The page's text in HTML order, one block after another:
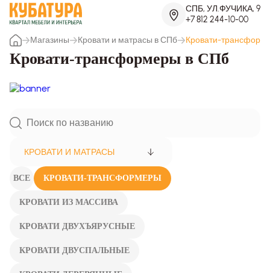
СПБ, УЛ.ФУЧИКА, 9
+7 812 244-10-00
Магазины
Кровати и матрасы в СПб Кровати-
Кровати-трансформеры в СПб
КРОВАТИ И МАТРАСЫ
ВСЕ КРОВАТИ-ТРАНСФОРМЕРЫ
КРОВАТИ ИЗ МАССИВА
КРОВАТИ ДВУХЪЯРУСНЫЕ
КРОВАТИ ДВУСПАЛЬНЫЕ